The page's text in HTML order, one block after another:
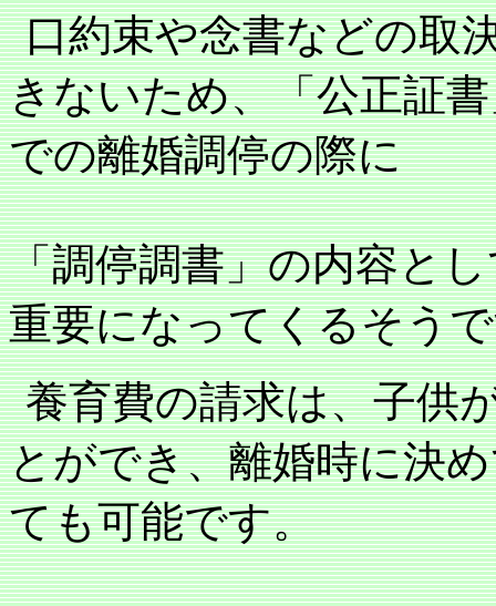
口約束や念書などの取
きないため、「公正証
での離婚調停の際に
「調停調書」の内容と
重要になってくるそう
養育費の請求は、子供
とができ、離婚時に決
ても可能です。